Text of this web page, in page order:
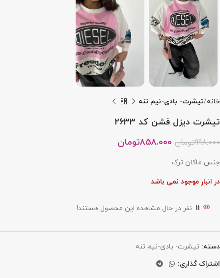
خانه تیشرت- بادی-نیم تنه
تیشرت دیزل فشن کد 2633
998.000تومان 858.000تومان
جنس ماکان ترک
در انبار موجود نمی باشد
11 نفر در حال مشاهده این محصول هستند!
دسته: تیشرت- بادی-نیم تنه
اشتراک گذاری: